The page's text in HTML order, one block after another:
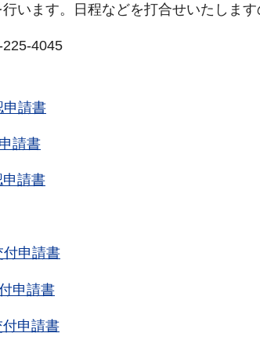
います。日程などを打合せいたしま
4045
申請書
請書
申請書
付申請書
申請書
付申請書